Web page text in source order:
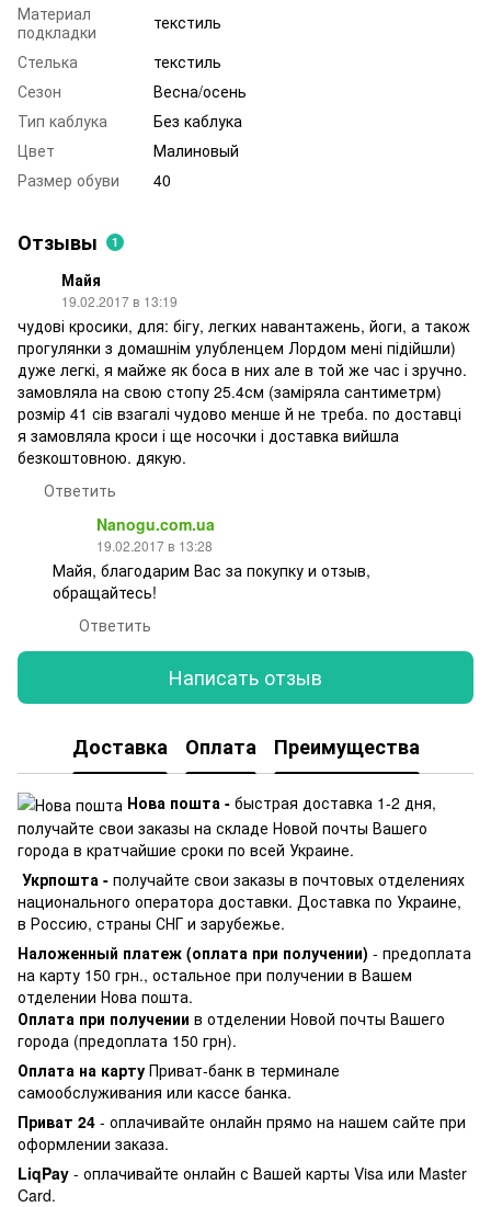
Материал
подкладки
текстиль
Стелька
текстиль
Сезон
Весна/осень
Тип каблука
Без каблука
Цвет
Малиновый
Размер обуви
40
Отзывы 1
Майя
19.02.2017 в 13:19
чудові кросики, для: бігу, легких навантажень, йоги, а також
прогулянки з домашнім улубленцем Лордом мені підійшли)
дуже легкі, я майже як боса в них але в той же час і зручно.
замовляла на свою стопу 25.4см (заміряла сантиметрм)
розмір 41 сів взагалі чудово менше й не треба. по доставці
я замовляла кроси і ще носочки і доставка вийшла
безкоштовною. дякую.
Ответить
Nanogu.com.ua
19.02.2017 в 13:28
Майя, благодарим Вас за покупку и отзыв,
обращайтесь!
Ответить
Написать отзыв
Доставка Оплата Преимущества
Нова пошта - быстрая доставка 1-2 дня,
получайте свои заказы на складе Новой почты Вашего
города в кратчайшие сроки по всей Украине.
Укрпошта - получайте свои заказы в почтовых отделениях
национального оператора доставки. Доставка по Украине,
в Россию, страны СНГ и зарубежье.
Наложенный платеж (оплата при получении) - предоплата
на карту 150 грн., остальное при получении в Вашем
отделении Нова пошта.
Оплата при получении в отделении Новой почты Вашего
города (предоплата 150 грн).
Оплата на карту Приват-банк в терминале
самообслуживания или кассе банка.
Приват 24 - оплачивайте онлайн прямо на нашем сайте при
оформлении заказа.
LiqPay - оплачивайте онлайн с Вашей карты Visa или Master
Card.